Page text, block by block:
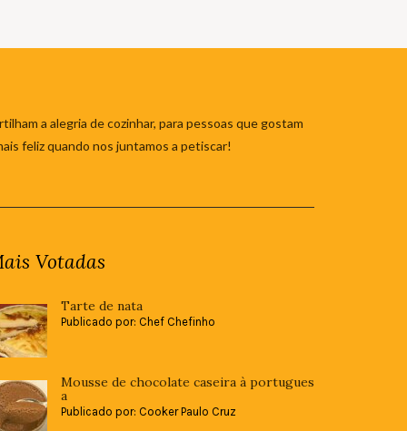
a alegria de cozinhar, para pessoas que gostam
feliz quando nos juntamos a petiscar!
Votadas
Tarte de nata
Publicado por: Chef Chefinho
Mousse de chocolate caseira à portugues
a
Publicado por: Cooker Paulo Cruz